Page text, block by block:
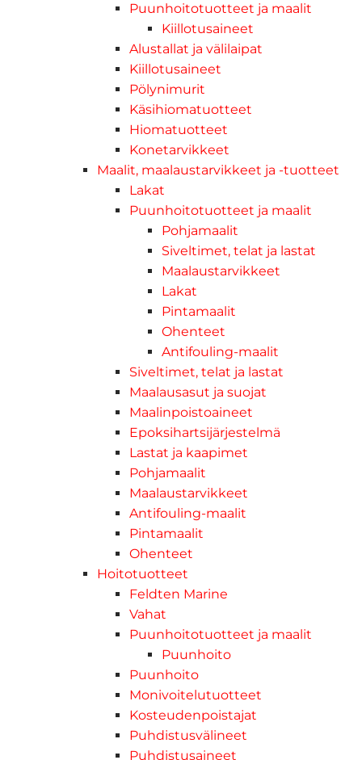
Puunhoitotuotteet ja maalit
Kiillotusaineet
Alustallat ja välilaipat
Kiillotusaineet
Pölynimurit
Käsihiomatuotteet
Hiomatuotteet
Konetarvikkeet
Maalit, maalaustarvikkeet ja -tuotteet
Lakat
Puunhoitotuotteet ja maalit
Pohjamaalit
Siveltimet, telat ja lastat
Maalaustarvikkeet
Lakat
Pintamaalit
Ohenteet
Antifouling-maalit
Siveltimet, telat ja lastat
Maalausasut ja suojat
Maalinpoistoaineet
Epoksihartsijärjestelmä
Lastat ja kaapimet
Pohjamaalit
Maalaustarvikkeet
Antifouling-maalit
Pintamaalit
Ohenteet
Hoitotuotteet
Feldten Marine
Vahat
Puunhoitotuotteet ja maalit
Puunhoito
Puunhoito
Monivoitelutuotteet
Kosteudenpoistajat
Puhdistusvälineet
Puhdistusaineet